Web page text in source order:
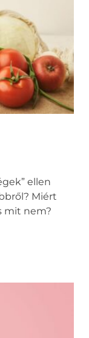
ellen
Miért
mit nem?